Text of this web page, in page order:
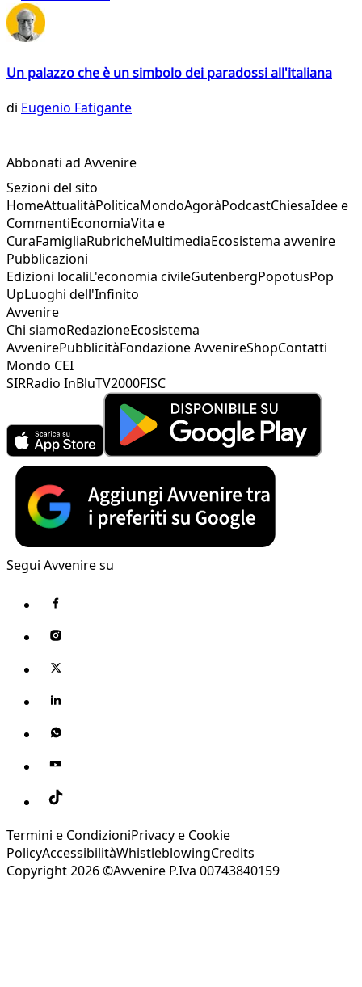
Un palazzo che è un simbolo dei paradossi all'italiana
di Eugenio Fatigante
Abbonati ad Avvenire
Sezioni del sito
HomeAttualitàPoliticaMondoAgoràPodcastChiesaIdee e
CommentiEconomiaVita e
CuraFamigliaRubricheMultimediaEcosistema avvenire
Pubblicazioni
Edizioni localiL'economia civileGutenbergPopotusPop
UpLuoghi dell'Infinito
Avvenire
Chi siamoRedazioneEcosistema
AvvenirePubblicitàFondazione AvvenireShopContatti
Mondo CEI
SIRRadio InBluTV2000FISC
Segui Avvenire su
Termini e CondizioniPrivacy e Cookie
PolicyAccessibilitàWhistleblowingCredits
Copyright 2026 ©Avvenire P.Iva 00743840159